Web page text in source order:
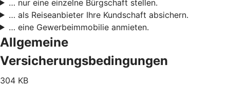
… nur eine einzelne Bürgschaft stellen.
… als Reiseanbieter Ihre Kundschaft absichern.
… eine Gewerbeimmobilie anmieten.
Allgemeine
Versicherungsbedingungen
304 KB